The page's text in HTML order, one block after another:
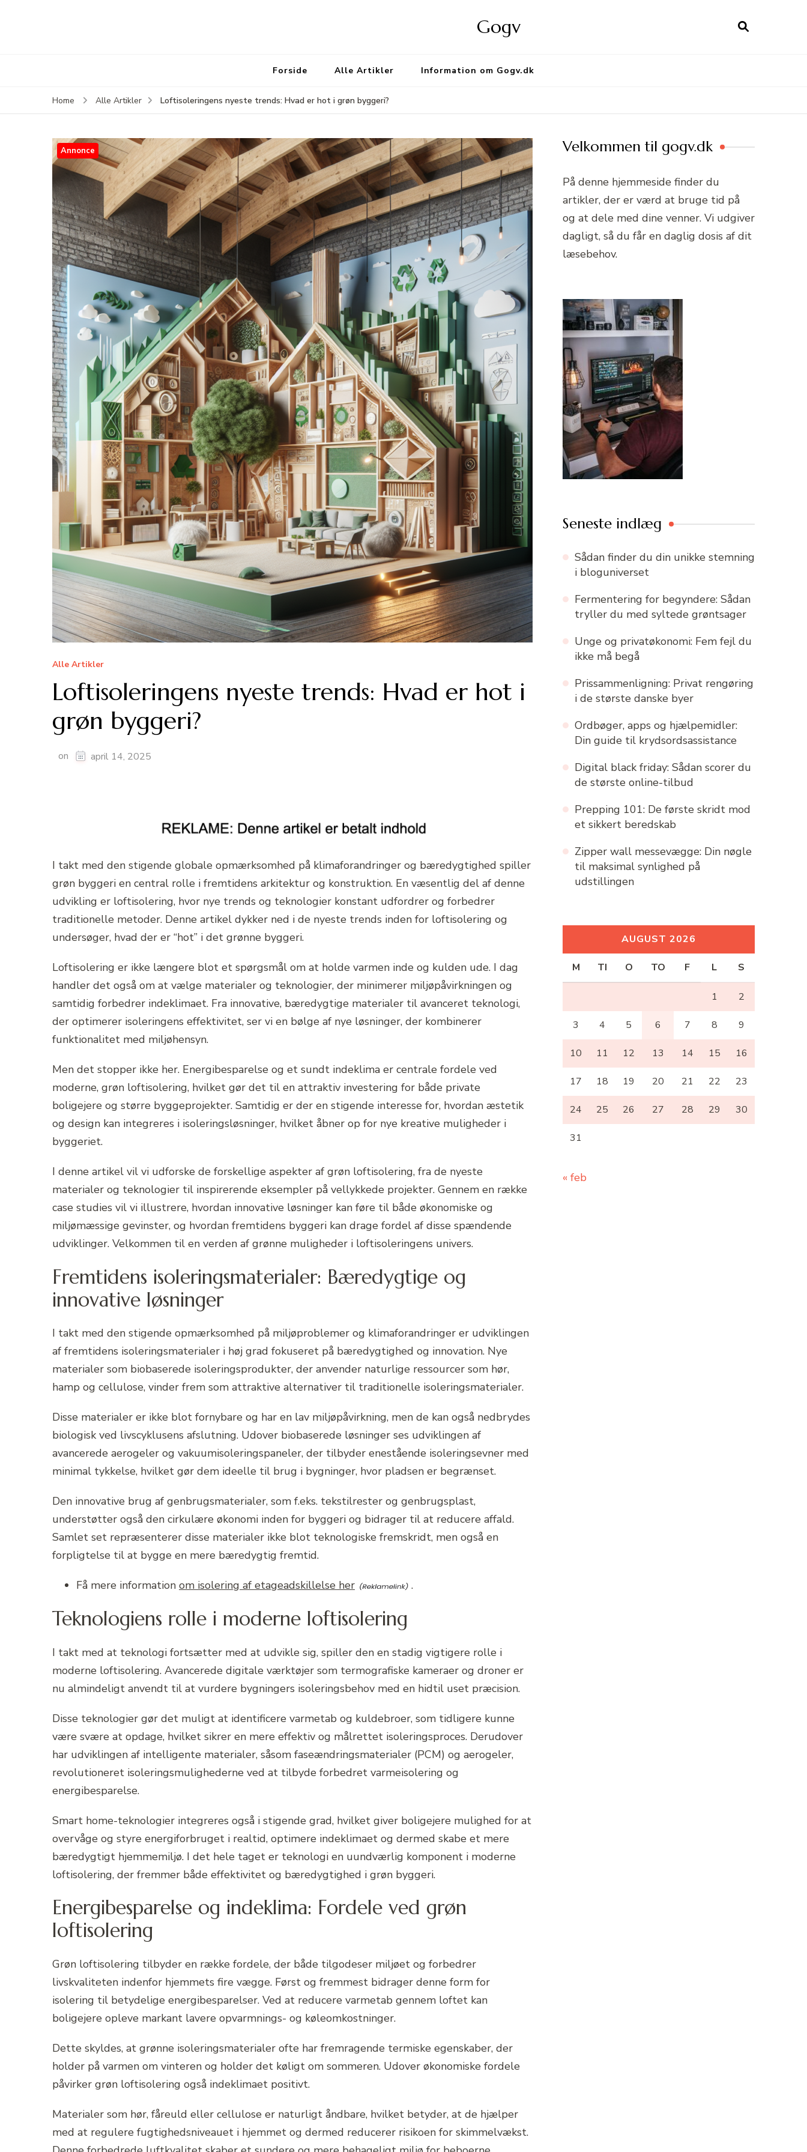
Gogv
Forside Alle Artikler Information om Gogv.dk
Home Alle Artikler Loftisoleringens nyeste trends: Hvad er hot i grøn byggeri?
Annonce
Alle Artikler
Loftisoleringens nyeste trends: Hvad er hot i
grøn byggeri?
on april 14, 2025
I takt med den stigende globale opmærksomhed på klimaforandringer og bæredygtighed spiller
grøn byggeri en central rolle i fremtidens arkitektur og konstruktion. En væsentlig del af denne
udvikling er loftisolering, hvor nye trends og teknologier konstant udfordrer og forbedrer
traditionelle metoder. Denne artikel dykker ned i de nyeste trends inden for loftisolering og
undersøger, hvad der er “hot” i det grønne byggeri.
Loftisolering er ikke længere blot et spørgsmål om at holde varmen inde og kulden ude. I dag
handler det også om at vælge materialer og teknologier, der minimerer miljøpåvirkningen og
samtidig forbedrer indeklimaet. Fra innovative, bæredygtige materialer til avanceret teknologi,
der optimerer isoleringens effektivitet, ser vi en bølge af nye løsninger, der kombinerer
funktionalitet med miljøhensyn.
Men det stopper ikke her. Energibesparelse og et sundt indeklima er centrale fordele ved
moderne, grøn loftisolering, hvilket gør det til en attraktiv investering for både private
boligejere og større byggeprojekter. Samtidig er der en stigende interesse for, hvordan æstetik
og design kan integreres i isoleringsløsninger, hvilket åbner op for nye kreative muligheder i
byggeriet.
I denne artikel vil vi udforske de forskellige aspekter af grøn loftisolering, fra de nyeste
materialer og teknologier til inspirerende eksempler på vellykkede projekter. Gennem en række
case studies vil vi illustrere, hvordan innovative løsninger kan føre til både økonomiske og
miljømæssige gevinster, og hvordan fremtidens byggeri kan drage fordel af disse spændende
udviklinger. Velkommen til en verden af grønne muligheder i loftisoleringens univers.
Fremtidens isoleringsmaterialer: Bæredygtige og
innovative løsninger
I takt med den stigende opmærksomhed på miljøproblemer og klimaforandringer er udviklingen
af fremtidens isoleringsmaterialer i høj grad fokuseret på bæredygtighed og innovation. Nye
materialer som biobaserede isoleringsprodukter, der anvender naturlige ressourcer som hør,
hamp og cellulose, vinder frem som attraktive alternativer til traditionelle isoleringsmaterialer.
Disse materialer er ikke blot fornybare og har en lav miljøpåvirkning, men de kan også nedbrydes
biologisk ved livscyklusens afslutning. Udover biobaserede løsninger ses udviklingen af
avancerede aerogeler og vakuumisoleringspaneler, der tilbyder enestående isoleringsevner med
minimal tykkelse, hvilket gør dem ideelle til brug i bygninger, hvor pladsen er begrænset.
Den innovative brug af genbrugsmaterialer, som f.eks. tekstilrester og genbrugsplast,
understøtter også den cirkulære økonomi inden for byggeri og bidrager til at reducere affald.
Samlet set repræsenterer disse materialer ikke blot teknologiske fremskridt, men også en
forpligtelse til at bygge en mere bæredygtig fremtid.
Få mere information om isolering af etageadskillelse her .
Teknologiens rolle i moderne loftisolering
I takt med at teknologi fortsætter med at udvikle sig, spiller den en stadig vigtigere rolle i
moderne loftisolering. Avancerede digitale værktøjer som termografiske kameraer og droner er
nu almindeligt anvendt til at vurdere bygningers isoleringsbehov med en hidtil uset præcision.
Disse teknologier gør det muligt at identificere varmetab og kuldebroer, som tidligere kunne
være svære at opdage, hvilket sikrer en mere effektiv og målrettet isoleringsproces. Derudover
har udviklingen af intelligente materialer, såsom faseændringsmaterialer (PCM) og aerogeler,
revolutioneret isoleringsmulighederne ved at tilbyde forbedret varmeisolering og
energibesparelse.
Smart home-teknologier integreres også i stigende grad, hvilket giver boligejere mulighed for at
overvåge og styre energiforbruget i realtid, optimere indeklimaet og dermed skabe et mere
bæredygtigt hjemmemiljø. I det hele taget er teknologi en uundværlig komponent i moderne
loftisolering, der fremmer både effektivitet og bæredygtighed i grøn byggeri.
Energibesparelse og indeklima: Fordele ved grøn
loftisolering
Grøn loftisolering tilbyder en række fordele, der både tilgodeser miljøet og forbedrer
livskvaliteten indenfor hjemmets fire vægge. Først og fremmest bidrager denne form for
isolering til betydelige energibesparelser. Ved at reducere varmetab gennem loftet kan
boligejere opleve markant lavere opvarmnings- og køleomkostninger.
Dette skyldes, at grønne isoleringsmaterialer ofte har fremragende termiske egenskaber, der
holder på varmen om vinteren og holder det køligt om sommeren. Udover økonomiske fordele
påvirker grøn loftisolering også indeklimaet positivt.
Materialer som hør, fåreuld eller cellulose er naturligt åndbare, hvilket betyder, at de hjælper
med at regulere fugtighedsniveauet i hjemmet og dermed reducerer risikoen for skimmelvækst.
Velkommen til gogv.dk
På denne hjemmeside finder du
artikler, der er værd at bruge tid på
og at dele med dine venner. Vi udgiver
dagligt, så du får en daglig dosis af dit
læsebehov.
Seneste indlæg
Sådan finder du din unikke stemning
i bloguniverset
Fermentering for begyndere: Sådan
tryller du med syltede grøntsager
Unge og privatøkonomi: Fem fejl du
ikke må begå
Prissammenligning: Privat rengøring
i de største danske byer
Ordbøger, apps og hjælpemidler:
Din guide til krydsordsassistance
Digital black friday: Sådan scorer du
de største online-tilbud
Prepping 101: De første skridt mod
et sikkert beredskab
Zipper wall messevægge: Din nøgle
til maksimal synlighed på
udstillingen
AUGUST 2026
M TI O TO F L S
1 2
3 4 5 6 7 8 9
10 11 12 13 14 15 16
17 18 19 20 21 22 23
24 25 26 27 28 29 30
31
« feb